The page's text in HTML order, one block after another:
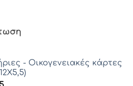
- Οικογενειακές κάρτες